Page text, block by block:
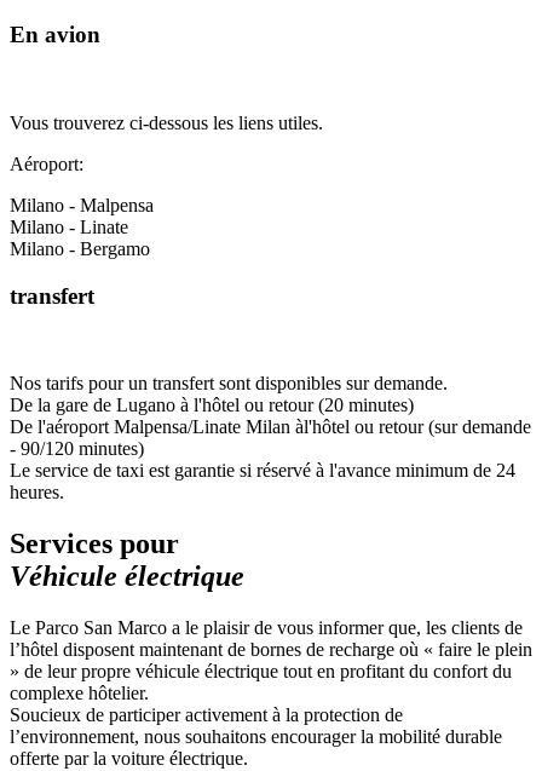
En avion
Vous trouverez ci-dessous les liens utiles.
Aéroport:
Milano - Malpensa
Milano - Linate
Milano - Bergamo
transfert
Nos tarifs pour un transfert sont disponibles sur demande.
De la gare de Lugano à l'hôtel ou retour (20 minutes)
De l'aéroport Malpensa/Linate Milan àl'hôtel ou retour (sur demande
- 90/120 minutes)
Le service de taxi est garantie si réservé à l'avance minimum de 24
heures.
Services pour
Véhicule électrique
Le Parco San Marco a le plaisir de vous informer que, les clients de
l’hôtel disposent maintenant de bornes de recharge où « faire le plein
» de leur propre véhicule électrique tout en profitant du confort du
complexe hôtelier.
Soucieux de participer activement à la protection de
l’environnement, nous souhaitons encourager la mobilité durable
offerte par la voiture électrique.